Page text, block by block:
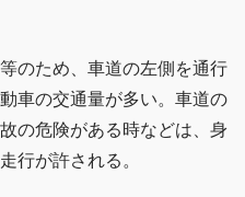
のため、車道の左側を通行
車の交通量が多い。車道の
の危険がある時などは、身
行が許される。